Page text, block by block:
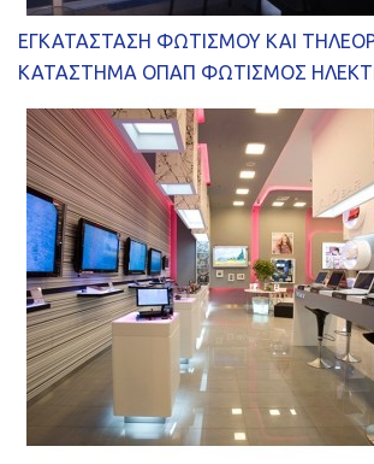
ΕΓΚΑΤΑΣΤΑΣΗ ΦΩΤΙΣΜΟΥ ΚΑΙ
ΚΑΤΑΣΤΗΜΑ ΟΠΑΠ ΦΩΤΙΣΜΟΣ